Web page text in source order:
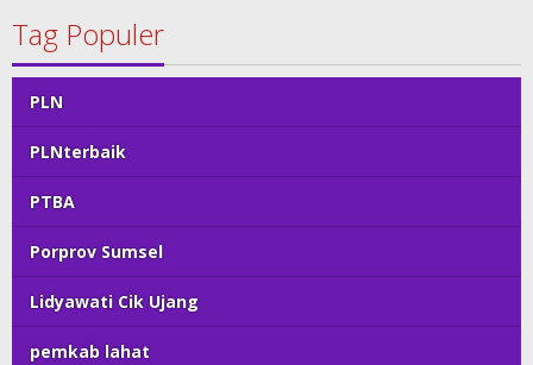
Tag Populer
PLN
PLNterbaik
PTBA
Porprov Sumsel
Lidyawati Cik Ujang
pemkab lahat